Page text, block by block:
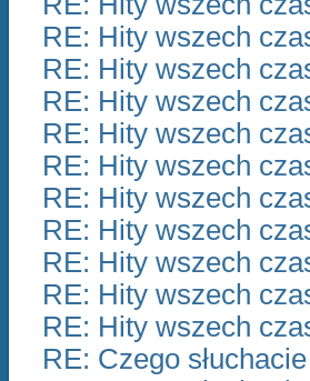
RE: Hity wszech
RE: Hity wszech
RE: Hity wszech
RE: Hity wszech
RE: Hity wszech
RE: Hity wszech
RE: Hity wszech
RE: Hity wszech
RE: Hity wszech
RE: Hity wszech
RE: Czego